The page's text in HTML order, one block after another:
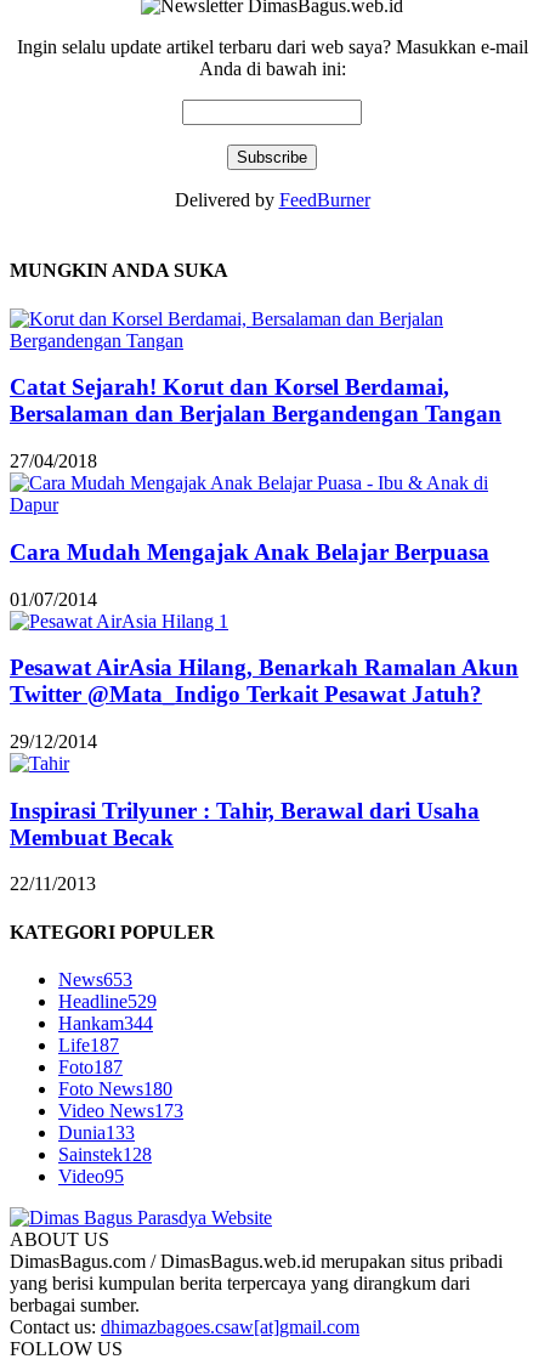
Ingin selalu update artikel terbaru dari web saya? Masukkan e-mail
Anda di bawah ini:
Delivered by FeedBurner
MUNGKIN ANDA SUKA
Catat Sejarah! Korut dan Korsel Berdamai,
Bersalaman dan Berjalan Bergandengan Tangan
27/04/2018
Cara Mudah Mengajak Anak Belajar Berpuasa
01/07/2014
Pesawat AirAsia Hilang, Benarkah Ramalan Akun
Twitter @Mata_Indigo Terkait Pesawat Jatuh?
29/12/2014
Inspirasi Trilyuner : Tahir, Berawal dari Usaha
Membuat Becak
22/11/2013
KATEGORI POPULER
News653
Headline529
Hankam344
Life187
Foto187
Foto News180
Video News173
Dunia133
Sainstek128
Video95
ABOUT US
DimasBagus.com / DimasBagus.web.id merupakan situs pribadi
yang berisi kumpulan berita terpercaya yang dirangkum dari
berbagai sumber.
Contact us: dhimazbagoes.csaw[at]gmail.com
FOLLOW US